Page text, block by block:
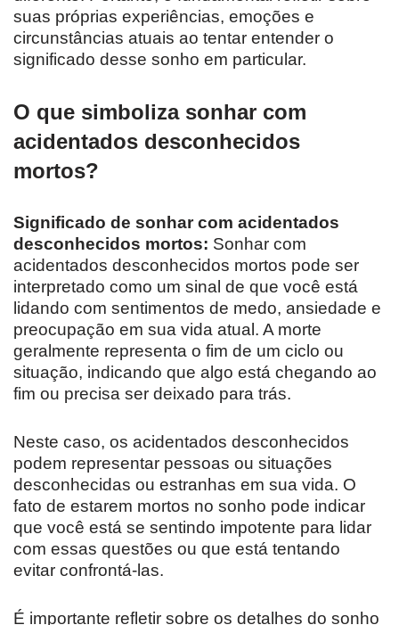
suas próprias experiências, emoções e
circunstâncias atuais ao tentar entender o
significado desse sonho em particular.
O que simboliza sonhar com
acidentados desconhecidos
mortos?
Significado de sonhar com acidentados
desconhecidos mortos: Sonhar com
acidentados desconhecidos mortos pode ser
interpretado como um sinal de que você está
lidando com sentimentos de medo, ansiedade e
preocupação em sua vida atual. A morte
geralmente representa o fim de um ciclo ou
situação, indicando que algo está chegando ao
fim ou precisa ser deixado para trás.
Neste caso, os acidentados desconhecidos
podem representar pessoas ou situações
desconhecidas ou estranhas em sua vida. O
fato de estarem mortos no sonho pode indicar
que você está se sentindo impotente para lidar
com essas questões ou que está tentando
evitar confrontá-las.
É importante refletir sobre os detalhes do sonho